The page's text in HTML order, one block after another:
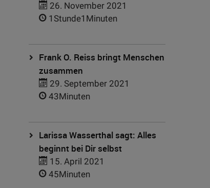
26. November 2021
1Stunde1Minuten
Frank O. Reiss bringt Menschen
zusammen
29. September 2021
43Minuten
Larissa Wasserthal sagt: Alles
beginnt bei Dir selbst
15. April 2021
45Minuten